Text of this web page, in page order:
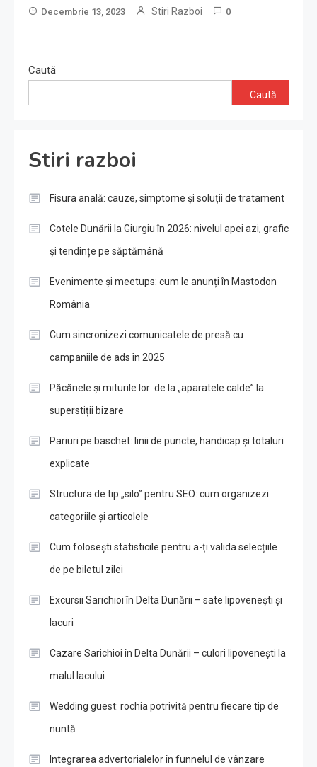
Decembrie 13, 2023 Stiri Razboi 0
Caută
Caută
Stiri razboi
Fisura anală: cauze, simptome și soluții de tratament
Cotele Dunării la Giurgiu în 2026: nivelul apei azi, grafic
și tendințe pe săptămână
Evenimente și meetups: cum le anunți în Mastodon
România
Cum sincronizezi comunicatele de presă cu
campaniile de ads în 2025
Păcănele și miturile lor: de la „aparatele calde” la
superstiții bizare
Pariuri pe baschet: linii de puncte, handicap și totaluri
explicate
Structura de tip „silo” pentru SEO: cum organizezi
categoriile și articolele
Cum folosești statisticile pentru a-ți valida selecțiile
de pe biletul zilei
Excursii Sarichioi în Delta Dunării – sate lipovenești și
lacuri
Cazare Sarichioi în Delta Dunării – culori lipovenești la
malul lacului
Wedding guest: rochia potrivită pentru fiecare tip de
nuntă
Integrarea advertorialelor în funnelul de vânzare